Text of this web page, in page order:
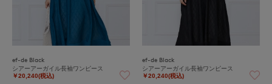
ef-de Black
シアーアーガイル長袖ワンピース
￥20,240(税込)
ef-de Black
シアーアーガイル長袖ワンピース
￥20,240(税込)